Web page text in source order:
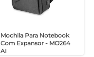
Mochila Para Notebook
Com Expansor - MO264
AI